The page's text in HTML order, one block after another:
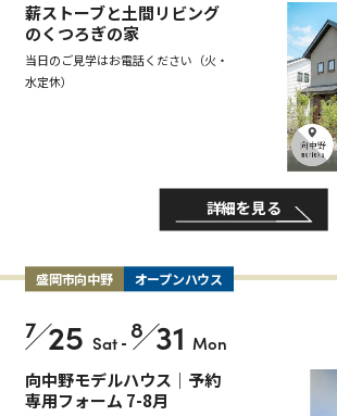
薪ストーブと土間リビング
のくつろぎの家
当日のご見学はお電話ください（火・
水定休）
詳細を見る
盛岡市向中野 オープンハウス
7 25 Sat- 8 31 Mon
向中野モデルハウス｜予約
専用フォーム 7-8月